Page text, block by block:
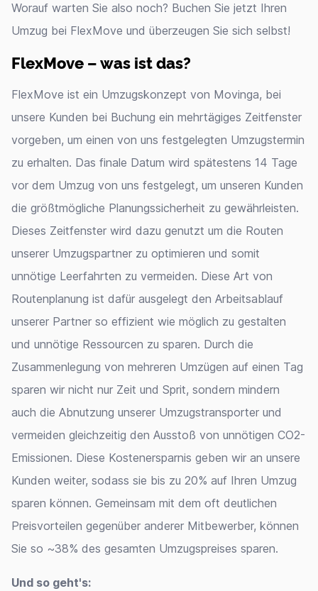
Worauf warten Sie also noch? Buchen Sie jetzt Ihren
Umzug bei FlexMove und überzeugen Sie sich selbst!
FlexMove – was ist das?
FlexMove ist ein Umzugskonzept von Movinga, bei
unsere Kunden bei Buchung ein mehrtägiges Zeitfenster
vorgeben, um einen von uns festgelegten Umzugstermin
zu erhalten. Das finale Datum wird spätestens 14 Tage
vor dem Umzug von uns festgelegt, um unseren Kunden
die größtmögliche Planungssicherheit zu gewährleisten.
Dieses Zeitfenster wird dazu genutzt um die Routen
unserer Umzugspartner zu optimieren und somit
unnötige Leerfahrten zu vermeiden. Diese Art von
Routenplanung ist dafür ausgelegt den Arbeitsablauf
unserer Partner so effizient wie möglich zu gestalten
und unnötige Ressourcen zu sparen. Durch die
Zusammenlegung von mehreren Umzügen auf einen Tag
sparen wir nicht nur Zeit und Sprit, sondern mindern
auch die Abnutzung unserer Umzugstransporter und
vermeiden gleichzeitig den Ausstoß von unnötigen CO2-
Emissionen. Diese Kostenersparnis geben wir an unsere
Kunden weiter, sodass sie bis zu 20% auf Ihren Umzug
sparen können. Gemeinsam mit dem oft deutlichen
Preisvorteilen gegenüber anderer Mitbewerber, können
Sie so ~38% des gesamten Umzugspreises sparen.
Und so geht's: